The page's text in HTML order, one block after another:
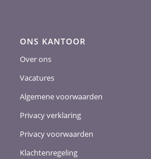
ONS KANTOOR
Over ons
Vacatures
Algemene voorwaarden
Privacy verklaring
Privacy voorwaarden
Klachtenregeling